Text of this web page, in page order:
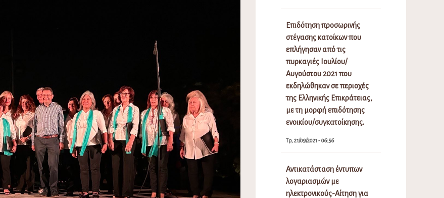
Επιδότηση προσωρινής
στέγασης κατοίκων που
επλήγησαν από τις
πυρκαγιές Ιουλίου/
Αυγούστου 2021 που
εκδηλώθηκαν σε περιοχές
της Ελληνικής Επικράτειας,
με τη μορφή επιδότησης
ενοικίου/συγκατοίκησης.
Τρ, 21/09/2021 - 06:56
Αντικατάσταση έντυπων
λογαριασμών με
ηλεκτρονικούς-Αίτηση για